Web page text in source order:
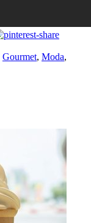
Gourmet, Moda,